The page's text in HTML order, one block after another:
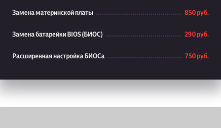
Замена материнской платы 850 руб.
Замена батарейки BIOS (БИОС) 290 руб.
Расширенная настройка БИОСа 750 руб.